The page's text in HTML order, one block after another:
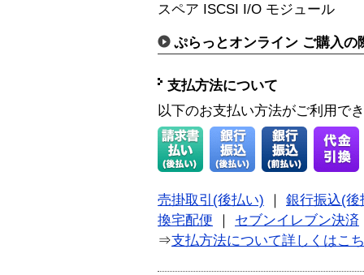
スペア ISCSI I/O モジュール
ぷらっとオンライン ご購入の
支払方法について
以下のお支払い方法がご利用で
売掛取引(後払い)
銀行振込(後
換宅配便
セブンイレブン決済
⇒支払方法について詳しくはこ